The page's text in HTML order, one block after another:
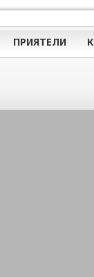
ПРИЯТЕЛИ